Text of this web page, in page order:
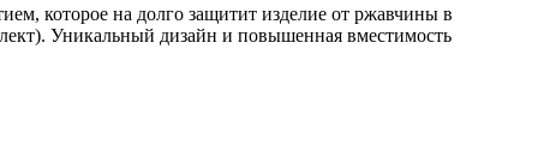
которое на долго защитит изделие от ржавчины в
Уникальный дизайн и повышенная вместимость